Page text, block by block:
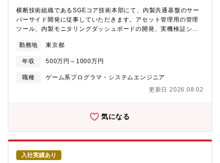
験も組織にとっての財産だと考えるため、組織として個人のチャ
レンジを応援します■労働生産性向上のための働き方の多様性・柔
軟性■一人一人のワークライフバランスを尊重しており、子育て世
代でも働きやすい環境になっています■業務上関わりのないサービ
インならではのインフラ設計などのナレッジが得られます■メンバ
会など仕事に関係なく交流しているメンバーもいます
横断技術組織であるSGEコア技術本部にて、内製共通基盤のサー
バーサイド開発に従事していただきます。アセット管理用の管理
ツール、内製モニタリングダッシュボードの開発、実機検証シス
できます。サイバーエージェントにおけるゲーム事業は9社の子会
社から構成され各社がそれぞれ特徴あるプロダクトを開発してい
ます。SGEコア技術本部は、これら9社を技術で支える横断組織と
して、プロダクトの開発効率と品質の最適化というミッションの
ぐための共通基盤開発■モバイルゲームにおけるパフォーマンスの
と品質の向上■手動で行なっているQAの自動化この他にもミッシ
ョンを達成するために必要なことを自分たちで考え実行していく
組織です。横断チームとして技術でゲーム開発を支えたい方、ぜ
ひご応募を待ちしております。【ゲーム・エンターテイメント事
業部（SGE）について】サイバーエージェントでは、メディア、
広告、ゲーム事業を主軸としたインターネットサービスを展開し
勤務地 東京都
年収 500万円～1000万円
職種
ゲーム系プログラマ・システムエンジニア
更新日 2026.08.02
気になる
入社実績あり